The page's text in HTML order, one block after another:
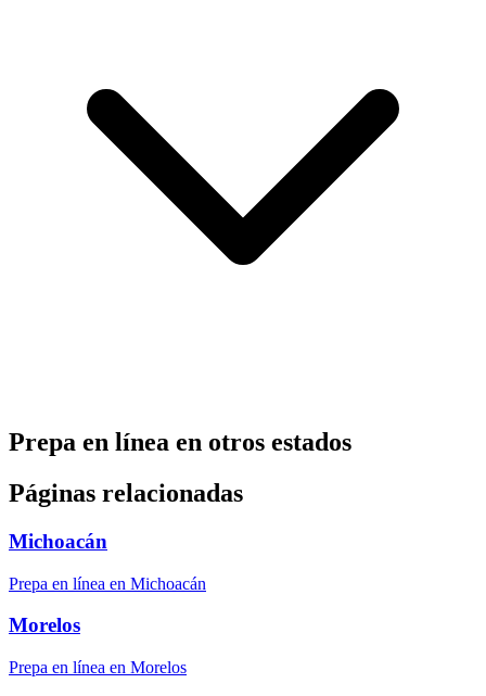
Prepa en línea en otros estados
Páginas relacionadas
Michoacán
Prepa en línea en Michoacán
Morelos
Prepa en línea en Morelos